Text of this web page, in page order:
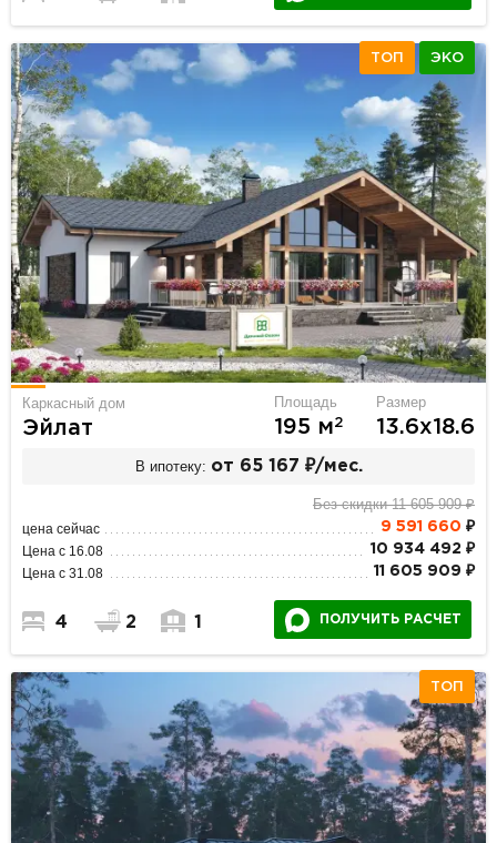
ТОП ЭКО
Каркасный дом
Эйлат
Площадь
195 м2
Размер
13.6х18.6
В ипотеку: от 65 167 ₽/мес.
Без скидки 11 605 909 ₽
цена сейчас 9 591 660 ₽
Цена с 16.08 10 934 492 ₽
Цена с 31.08 11 605 909 ₽
4 2 1 ПОЛУЧИТЬ РАСЧЕТ
ТОП